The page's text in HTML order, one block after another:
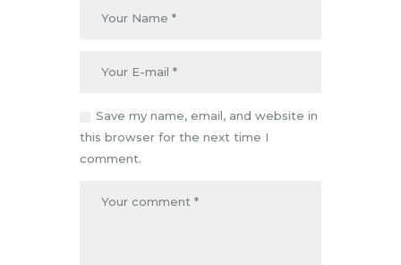
Save my name, email, and website in
this browser for the next time I
comment.